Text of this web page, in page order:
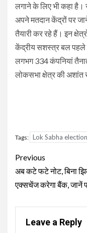
लगाने के लिए भी कहा है।
अपने मतदान केंद्रों पर
तैयारी कर रहे हैं। इन
केंद्रीय सशस्त्र बल पहले
लगभग 334 कंपनियां तैनात
लोकसभा क्षेत्र की अशांत
Tags: Lok Sabha
Continue
Reading
Previous
अब कटे फटे नोट, बिना
एक्सचेंज करेगा बैंक, जानें
Leave a Reply